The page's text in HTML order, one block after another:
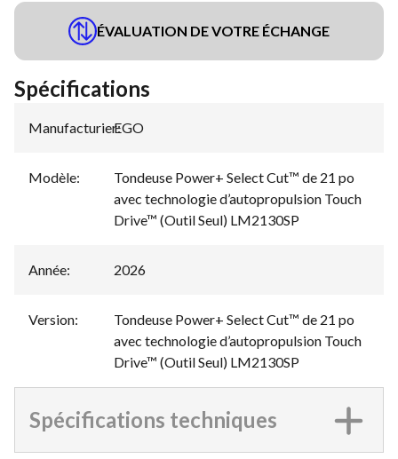
ÉVALUATION DE VOTRE ÉCHANGE
Spécifications
Manufacturier:
EGO
Modèle:
Tondeuse Power+ Select Cut™ de 21 po
avec technologie d’autopropulsion Touch
Drive™ (Outil Seul) LM2130SP
Année: 2026
Version:
Tondeuse Power+ Select Cut™ de 21 po
avec technologie d’autopropulsion Touch
Drive™ (Outil Seul) LM2130SP
Spécifications techniques